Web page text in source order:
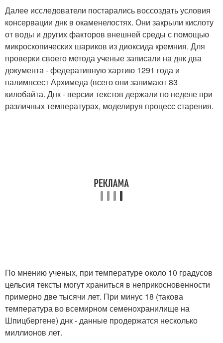
Далее исследователи постарались воссоздать условия
консервации днк в окаменелостях. Они закрыли кислоту
от воды и других факторов внешней среды с помощью
микроскопических шариков из диоксида кремния. Для
проверки своего метода ученые записали на днк два
документа - федеративную хартию 1291 года и
палимпсест Архимеда (всего они занимают 83
килобайта. Днк - версии текстов держали по неделе при
различных температурах, моделируя процесс старения.
По мнению ученых, при температуре около 10 градусов
цельсия тексты могут храниться в неприкосновенности
примерно две тысячи лет. При минус 18 (такова
температура во всемирном семенохранилище на
Шпицбергене) днк - данные продержатся несколько
миллионов лет.